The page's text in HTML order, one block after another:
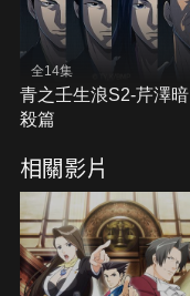
全14集
青之壬生浪S2-芹澤暗
殺篇
相關影片